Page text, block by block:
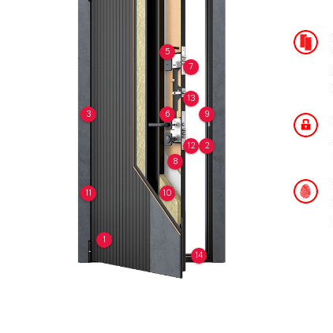
1
2
3
5
6
7
8
9
10
11
12
13
14